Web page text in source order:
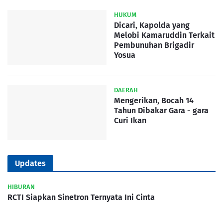
HUKUM
Dicari, Kapolda yang
Melobi Kamaruddin Terkait
Pembunuhan Brigadir
Yosua
DAERAH
Mengerikan, Bocah 14
Tahun Dibakar Gara - gara
Curi Ikan
Updates
HIBURAN
RCTI Siapkan Sinetron Ternyata Ini Cinta